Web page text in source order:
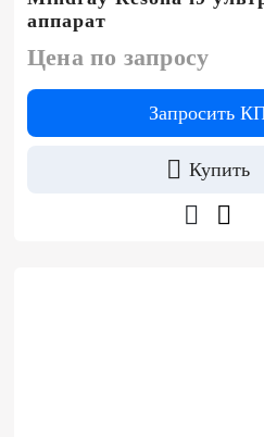
аппарат
Цена по запросу
Запросить
Купить